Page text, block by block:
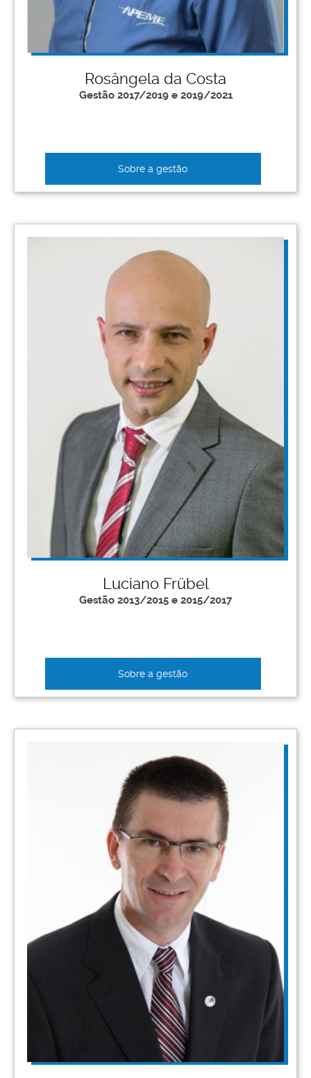
Rosângela da Costa
Gestão 2017/2019 e 2019/2021
Sobre a gestão
Luciano Frübel
Gestão 2013/2015 e 2015/2017
Sobre a gestão